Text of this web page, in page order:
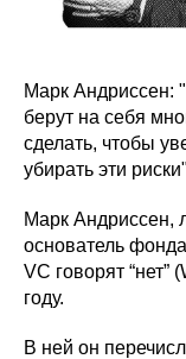
Марк Андриссен:
берут на себя
сделать, чтобы
убирать эти риски"
Марк Андриссен,
основатель
VC говорят
году.
В ней он